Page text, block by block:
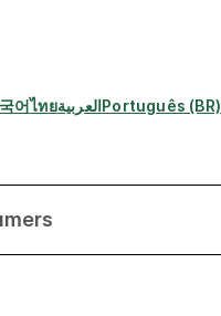
어ไทยالعربيةPortuguês (BR)